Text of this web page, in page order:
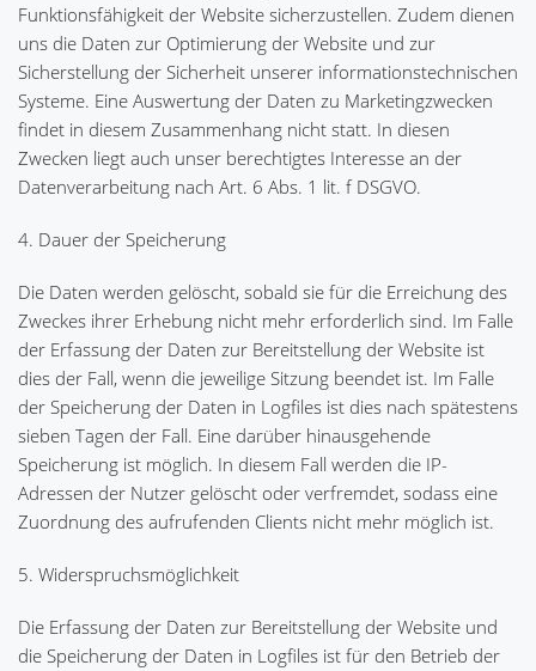
Funktionsfähigkeit der Website sicherzustellen. Zudem dienen
uns die Daten zur Optimierung der Website und zur
Sicherstellung der Sicherheit unserer informationstechnischen
Systeme. Eine Auswertung der Daten zu Marketingzwecken
findet in diesem Zusammenhang nicht statt. In diesen
Zwecken liegt auch unser berechtigtes Interesse an der
Datenverarbeitung nach Art. 6 Abs. 1 lit. f DSGVO.
4. Dauer der Speicherung
Die Daten werden gelöscht, sobald sie für die Erreichung des
Zweckes ihrer Erhebung nicht mehr erforderlich sind. Im Falle
der Erfassung der Daten zur Bereitstellung der Website ist
dies der Fall, wenn die jeweilige Sitzung beendet ist. Im Falle
der Speicherung der Daten in Logfiles ist dies nach spätestens
sieben Tagen der Fall. Eine darüber hinausgehende
Speicherung ist möglich. In diesem Fall werden die IP-
Adressen der Nutzer gelöscht oder verfremdet, sodass eine
Zuordnung des aufrufenden Clients nicht mehr möglich ist.
5. Widerspruchsmöglichkeit
Die Erfassung der Daten zur Bereitstellung der Website und
die Speicherung der Daten in Logfiles ist für den Betrieb der